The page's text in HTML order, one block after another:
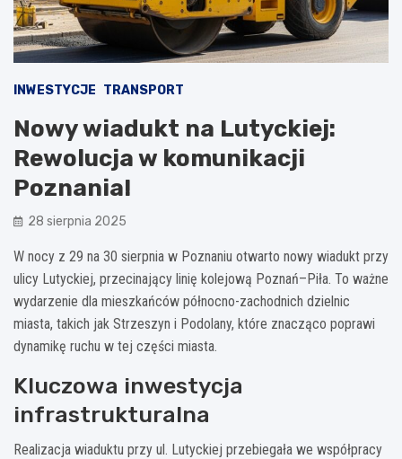
INWESTYCJE TRANSPORT
Nowy wiadukt na Lutyckiej:
Rewolucja w komunikacji
Poznania!
28 sierpnia 2025
W nocy z 29 na 30 sierpnia w Poznaniu otwarto nowy wiadukt przy
ulicy Lutyckiej, przecinający linię kolejową Poznań–Piła. To ważne
wydarzenie dla mieszkańców północno-zachodnich dzielnic
miasta, takich jak Strzeszyn i Podolany, które znacząco poprawi
dynamikę ruchu w tej części miasta.
Kluczowa inwestycja
infrastrukturalna
Realizacja wiaduktu przy ul. Lutyckiej przebiegała we współpracy